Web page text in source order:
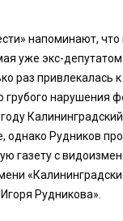
напоминают, что
уже экс-
раз привлекалась к
грубого нарушения
однако Рудников
газету с
Рудникова».